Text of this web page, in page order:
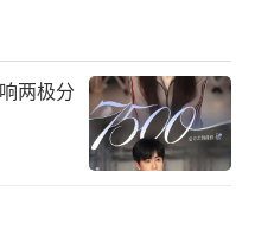
两极分